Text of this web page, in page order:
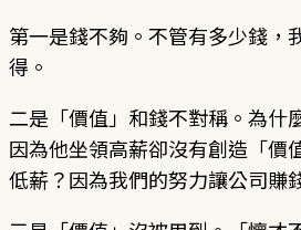
第一是錢不夠。不管有多少錢，
得。
二是「價值」和錢不對稱。為什
因為他坐領高薪卻沒有創造「價
低薪？因為我們的努力讓公司賺